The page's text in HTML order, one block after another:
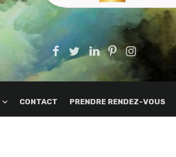
CONTACT PRENDRE RENDEZ-VOUS